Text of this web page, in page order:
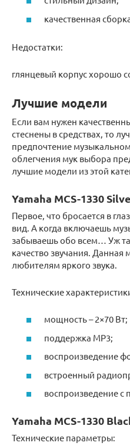
качественная
Недостатки:
глянцевый корпус хорошо
Лучшие модели
Если вам нужен
стеснены в средствах, то
предпочтение
облегчения мук выбора
лучшие модели из этой
Yamaha MCS-1330
Первое, что бросается в
вид. А когда включаешь
забываешь обо всем… Уж
качество звучания.
любителям яркого звука.
Технические
мощность – 2×70 Вт;
поддержка MP3;
воспроизведение
встроенный
воспроизведение
Yamaha MCS-1330
Технические параметры: